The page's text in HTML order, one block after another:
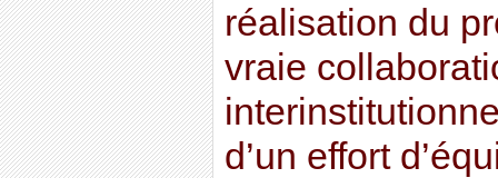
réalisation du
vraie
d’un effort